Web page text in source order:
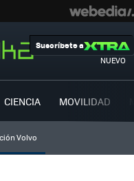
NUEVO
Suscríbete a
CIENCIA MOVILIDAD
Volvo